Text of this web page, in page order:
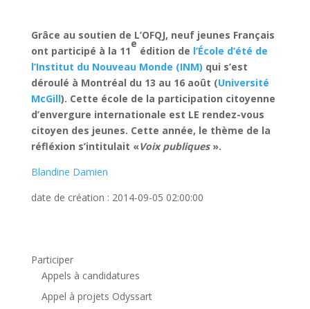
Grâce au soutien de L’OFQJ, neuf jeunes Français
ont participé à la 11
e
édition de l’École d’été de
l’Institut du Nouveau Monde (INM) qui s’est
déroulé à Montréal du 13 au 16 août (Université
McGill). Cette école de la participation citoyenne
d’envergure internationale est LE rendez-vous
citoyen des jeunes. Cette année, le thème de la
réfléxion s’intitulait «Voix publiques ».
Blandine Damien
date de création : 2014-09-05 02:00:00
Participer
Appels à candidatures
Appel à projets Odyssart